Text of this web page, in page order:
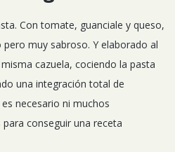
Con tomate, guanciale y queso,
muy sabroso. Y elaborado al
cazuela, cociendo la pasta
una integración total de
necesario ni muchos
conseguir una receta